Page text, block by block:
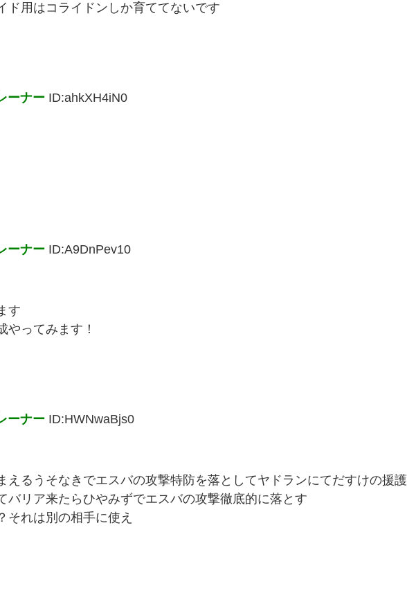
ド用はコライドンしか育ててないです
ーナー ID:ahkXH4iN0
ーナー ID:A9DnPev10
す
やってみます！
ーナー ID:HWNwaBjs0
えるうそなきでエスバの攻撃特防を落としてヤドランにてだすけの援護
バリア来たらひやみずでエスバの攻撃徹底的に落とす
それは別の相手に使え